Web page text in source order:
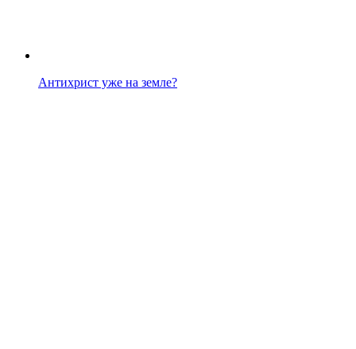
Антихрист уже на земле?